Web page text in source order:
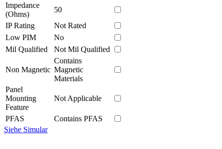
Impedance
(Ohms)
50
IP Rating
Not Rated
Low PIM
No
Mil Qualified
Not Mil Qualified
Non Magnetic
Contains
Magnetic
Materials
Panel
Mounting
Feature
Not Applicable
PFAS
Contains PFAS
Siehe Simular